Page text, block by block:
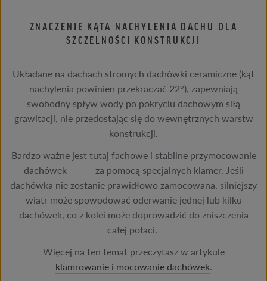
ZNACZENIE KĄTA NACHYLENIA DACHU DLA
SZCZELNOŚCI KONSTRUKCJI
Układane na dachach stromych dachówki ceramiczne (kąt
nachylenia powinien przekraczać 22°), zapewniają
swobodny spływ wody po pokryciu dachowym siłą
grawitacji, nie przedostając się do wewnętrznych warstw
konstrukcji.
Bardzo ważne jest tutaj fachowe i stabilne przymocowanie
dachówek za pomocą specjalnych klamer. Jeśli
dachówka nie zostanie prawidłowo zamocowana, silniejszy
wiatr może spowodować oderwanie jednej lub kilku
dachówek, co z kolei może doprowadzić do zniszczenia
całej połaci.
Więcej na ten temat przeczytasz w artykule
klamrowanie i mocowanie dachówek.